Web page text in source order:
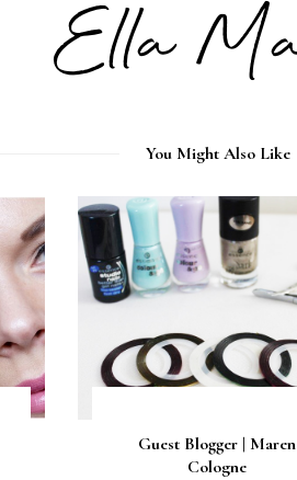
You Might Also Like
Guest Blogger | Maren
Cologne